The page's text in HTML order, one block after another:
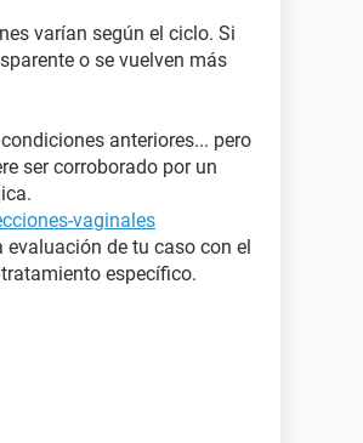
varían según el ciclo. Si
o se vuelven más
anteriores... pero
ser corroborado por un
vaginales
de tu caso con el
específico.